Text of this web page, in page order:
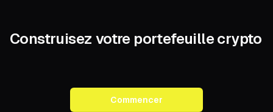
Construisez votre portefeuille crypto
Commencer